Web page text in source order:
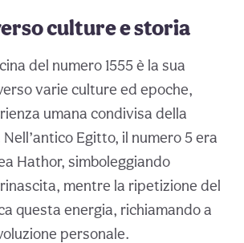
culture e storia
del numero 1555 è la sua
varie culture ed epoche,
umana condivisa della
Egitto, il numero 5 era
Hathor, simboleggiando
mentre la ripetizione del
questa energia, richiamando a
personale.